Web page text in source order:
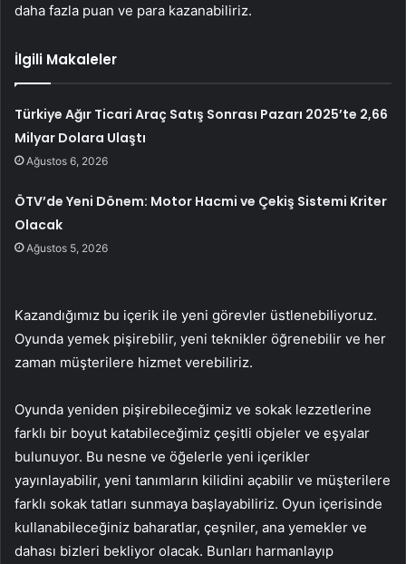
daha fazla puan ve para kazanabiliriz.
İlgili Makaleler
Türkiye Ağır Ticari Araç Satış Sonrası Pazarı 2025’te 2,66
Milyar Dolara Ulaştı
Ağustos 6, 2026
ÖTV’de Yeni Dönem: Motor Hacmi ve Çekiş Sistemi Kriter
Olacak
Ağustos 5, 2026
Kazandığımız bu içerik ile yeni görevler üstlenebiliyoruz.
Oyunda yemek pişirebilir, yeni teknikler öğrenebilir ve her
zaman müşterilere hizmet verebiliriz.
Oyunda yeniden pişirebileceğimiz ve sokak lezzetlerine
farklı bir boyut katabileceğimiz çeşitli objeler ve eşyalar
bulunuyor. Bu nesne ve öğelerle yeni içerikler
yayınlayabilir, yeni tanımların kilidini açabilir ve müşterilere
farklı sokak tatları sunmaya başlayabiliriz. Oyun içerisinde
kullanabileceğiniz baharatlar, çeşniler, ana yemekler ve
dahası bizleri bekliyor olacak. Bunları harmanlayıp